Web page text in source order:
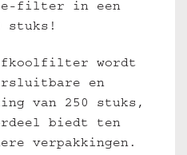
filter in een
stuks!
wordt
en
van 250 stuks,
biedt ten
verpakkingen.